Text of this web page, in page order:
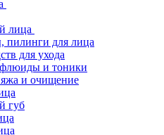
лица
пилинги для лица
для ухода
и тоники
и очищение
губ